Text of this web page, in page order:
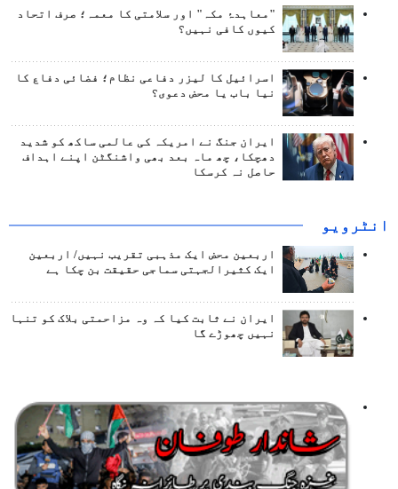
"معاہدۂ مکہ" اور سلامتی کا معمہ؛ صرف اتحاد
کیوں کافی نہیں؟
اسرائیل کا لیزر دفاعی نظام؛ فضائی دفاع کا
نیا باب یا محض دعوی؟
ایران جنگ نے امریکہ کی عالمی ساکھ کو شدید
دھچکا، چھ ماہ بعد بھی واشنگٹن اپنے اہداف
حاصل نہ کرسکا
انٹرويو
اربعین محض ایک مذہبی تقریب نہیں/ اربعین
ایک کثیرالجہتی سماجی حقیقت بن چکا ہے
ایران نے ثابت کیا کہ وہ مزاحمتی بلاک کو تنہا
نہیں چھوڑے گا